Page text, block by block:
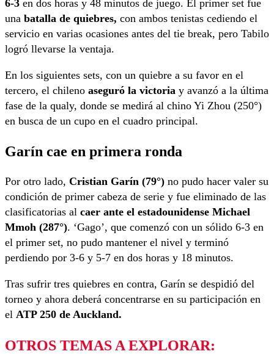
6-3 en dos horas y 48 minutos de juego. El primer set fue
una batalla de quiebres, con ambos tenistas cediendo el
servicio en varias ocasiones antes del tie break, pero Tabilo
logró llevarse la ventaja.
En los siguientes sets, con un quiebre a su favor en el
tercero, el chileno aseguró la victoria y avanzó a la última
fase de la qualy, donde se medirá al chino Yi Zhou (250°)
en busca de un cupo en el cuadro principal.
Garín cae en primera ronda
Por otro lado, Cristian Garín (79°) no pudo hacer valer su
condición de primer cabeza de serie y fue eliminado de las
clasificatorias al caer ante el estadounidense Michael
Mmoh (287°). ‘Gago’, que comenzó con un sólido 6-3 en
el primer set, no pudo mantener el nivel y terminó
perdiendo por 3-6 y 5-7 en dos horas y 18 minutos.
Tras sufrir tres quiebres en contra, Garín se despidió del
torneo y ahora deberá concentrarse en su participación en
el ATP 250 de Auckland.
OTROS TEMAS A EXPLORAR: